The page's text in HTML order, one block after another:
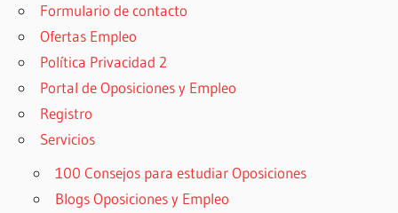
Formulario de contacto
Ofertas Empleo
Política Privacidad 2
Portal de Oposiciones y Empleo
Registro
Servicios
100 Consejos para estudiar Oposiciones
Blogs Oposiciones y Empleo